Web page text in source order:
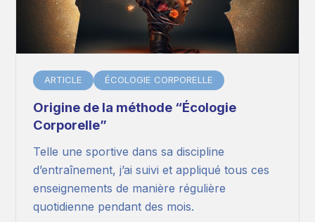
ARTICLE ÉCOLOGIE CORPORELLE
Origine de la méthode “Écologie
Corporelle”
Telle une sportive dans sa discipline
d’entraînement, j’ai suivi et appliqué tous ces
enseignements de manière régulière
quotidienne pendant des mois.